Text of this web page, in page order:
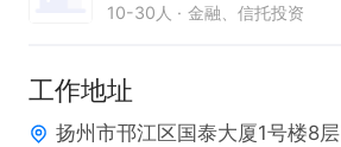
10-30人 金融、信托投资
工作地址
扬州市邗江区国泰大厦1号楼8层